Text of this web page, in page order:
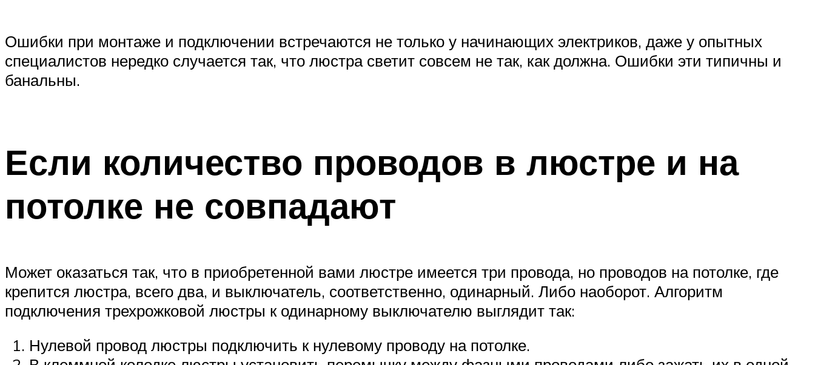
Ошибки при монтаже и подключении встречаются не только у начинающих электриков, даже у опытных
специалистов нередко случается так, что люстра светит совсем не так, как должна. Ошибки эти типичны и
банальны.
Если количество проводов в люстре и на
потолке не совпадают
Может оказаться так, что в приобретенной вами люстре имеется три провода, но проводов на потолке, где
крепится люстра, всего два, и выключатель, соответственно, одинарный. Либо наоборот. Алгоритм
подключения трехрожковой люстры к одинарному выключателю выглядит так:
Нулевой провод люстры подключить к нулевому проводу на потолке.